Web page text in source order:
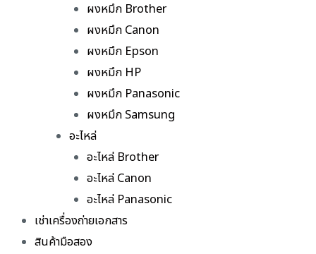
ผงหมึก Brother
ผงหมึก Canon
ผงหมึก Epson
ผงหมึก HP
ผงหมึก Panasonic
ผงหมึก Samsung
อะไหล่
อะไหล่ Brother
อะไหล่ Canon
อะไหล่ Panasonic
เช่าเครื่องถ่ายเอกสาร
สินค้ามือสอง